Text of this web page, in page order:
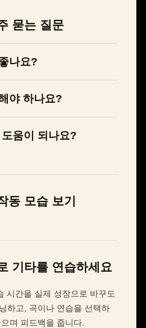
묻는 질문
나요?
야 하나요?
움이 되나요?
모습 보기
기타를 연습하세요
시간을 실제 성장으로 바꾸도
하고, 곡이나 연습을 선택하
며 피드백을 줍니다.